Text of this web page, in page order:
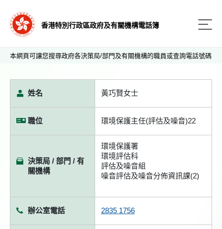
香港特別行政區政府及有關機構電話簿
本網頁可讓您搜尋政府各決策局/部門及有關機構的職員或查詢電話號碼
姓名 黃巧賢女士
職位 環境保護主任(評估及噪音)22
決策局 / 部門 / 有
關機構
環境保護署
環境評估科
評估及噪音組
噪音評估及噪音分佈資訊課(2)
辦公室電話 2835 1756